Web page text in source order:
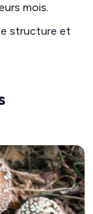
mois.
structure et